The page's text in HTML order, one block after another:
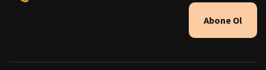
Abone Ol